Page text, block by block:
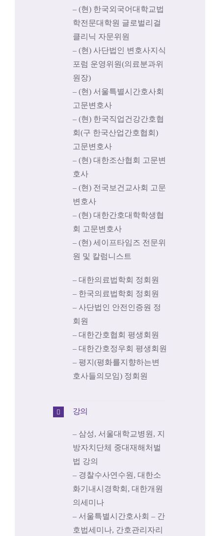
– (현) 한국외국어대학교법
학전문대학원 글로벌리걸
클리닉 자문위원
– (현) 사단법인 변호사지식
포럼 운영위원(의료분과위
원장)
– (현) 서울특별시간호사회
고문변호사
– (현) 한국직업건강간호협
회(구 한국산업간호협회)
고문변호사
– (현) 대한조산협회 고문변
호사
– (현) 전국보건교사회 고문
변호사
– (현) 대한간호대학학생협
회 고문변호사
– (현) 세이프타임즈 전문위
원 및 칼럼니스트
– 대한의료법학회 정회원
– 한국의료법학회 정회원
– 사단법인 안전인증원 정
회원
– 대한간호협회 평생회원
– 대한간호정우회 평생회원
– 평지(평화를지향하는변
호사들의모임) 정회원
강의
– 삼성, 서울대학교병원, 지
방자치단체 중대재해처벌
법 강의
– 경찰수사연수원, 대한소
화기내시경학회, 대한개원
의세미나
– 서울특별시간호사회 – 간
호법세미나, 간호관리자리